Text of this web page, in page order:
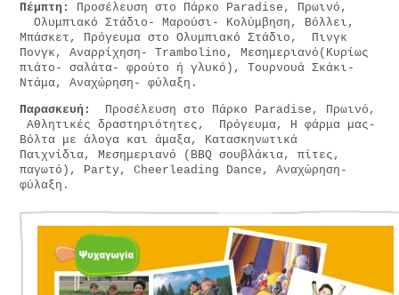
Πέμπτη: Προσέλευση στο Πάρκο Paradise, Πρωινό,
Ολυμπιακό Στάδιο- Μαρούσι- Κολύμβηση, Βόλλει,
Μπάσκετ, Πρόγευμα στο Ολυμπιακό Στάδιο, Πινγκ
Πονγκ, Αναρρίχηση- Trambolino, Μεσημεριανό(Κυρίως
πιάτο- σαλάτα- φρούτο ή γλυκό), Τουρνουά Σκάκι-
Ντάμα, Αναχώρηση- φύλαξη.
Παρασκευή:
Προσέλευση στο Πάρκο Paradise, Πρωινό,
Αθλητικές δραστηριότητες, Πρόγευμα, Η φάρμα μας-
Βόλτα με άλογα και άμαξα, Κατασκηνωτικά
Παιχνίδια, Μεσημεριανό (ΒΒQ σουβλάκια, πίτες,
παγωτό), Party, Cheerleading Dance, Αναχώρηση-
φύλαξη.